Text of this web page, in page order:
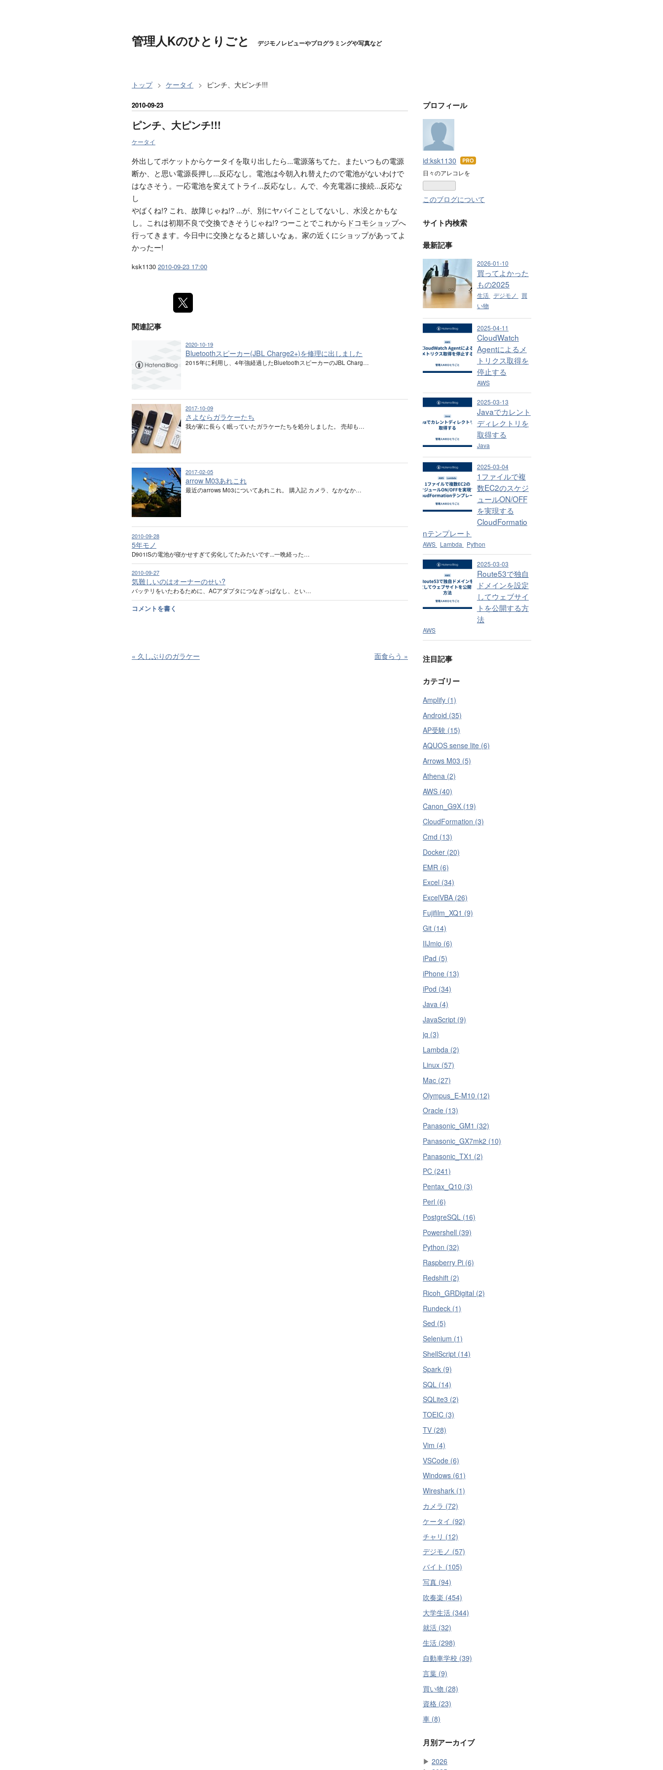
管理人Kのひとりごと デジモノレビューやプログラミングや写真など
トップ > ケータイ > ピンチ、大ピンチ!!!
2010-09-23
ピンチ、大ピンチ!!!
ケータイ
外出してポケットからケータイを取り出したら...電源落ちてた。またいつもの電源
断か、と思い電源長押し...反応なし。電池は今朝入れ替えたので電池がないわけで
はなさそう。一応電池を変えてトライ...反応なし。んで、今充電器に接続...反応な
し
やばくね!? これ、故障じゃね!? ...が、別にヤバイことしてないし、水没とかもな
し。これは初期不良で交換できそうじゃね!? つーことでこれから ドコモショップへ
行ってきます。今日中に交換となると嬉しいなぁ。家の近くにショップがあってよ
かったー!
ksk1130 2010-09-23 17:00
関連記事
2020-10-19
Bluetoothスピーカー(JBL Charge2+)を修理に出しました
2015年に利用し、4年強経過したBluetoothスピーカーのJBL Charg…
2017-10-09
さよならガラケーたち
我が家に長らく眠っていたガラケーたちを処分しました。 売却も…
2017-02-05
arrow M03あれこれ
最近のarrows M03についてあれこれ。 購入記 カメラ、なかなか…
2010-09-28
5年モノ
D901iSの電池が寝かせすぎて劣化してたみたいです...一晩経った…
2010-09-27
気難しいのはオーナーのせい?
バッテリをいたわるために、ACアダプタにつなぎっぱなし、とい…
コメントを書く
« 久しぶりのガラケー 面食らう »
プロフィール
id:ksk1130 はて
なブ
日々のアレコレを
このブログについて
サイト内検索
最新記事
2026-01-10
買ってよかった
もの2025
生活 デジモノ
買
い物
2025-04-11
CloudWatch
Agentによるメ
トリクス取得を
停止する
AWS
2025-03-13
Javaでカレント
ディレクトリを
取得する
Java
2025-03-04
1ファイルで複
数EC2のスケジ
ュールON/OFF
を実現する
CloudFormatio
nテンプレート
AWS Lambda Python
2025-03-03
Route53で独自
ドメインを設定
してウェブサイ
トを公開する方
法
AWS
注目記事
カテゴリー
Amplify (1)
Android (35)
AP受験 (15)
AQUOS sense lite (6)
Arrows M03 (5)
Athena (2)
AWS (40)
Canon_G9X (19)
CloudFormation (3)
Cmd (13)
Docker (20)
EMR (6)
Excel (34)
ExcelVBA (26)
Fujifilm_XQ1 (9)
Git (14)
IIJmio (6)
iPad (5)
iPhone (13)
iPod (34)
Java (4)
JavaScript (9)
jq (3)
Lambda (2)
Linux (57)
Mac (27)
Olympus_E-M10 (12)
Oracle (13)
Panasonic_GM1 (32)
Panasonic_GX7mk2 (10)
Panasonic_TX1 (2)
PC (241)
Pentax_Q10 (3)
Perl (6)
PostgreSQL (16)
Powershell (39)
Python (32)
Raspberry Pi (6)
Redshift (2)
Ricoh_GRDigital (2)
Rundeck (1)
Sed (5)
Selenium (1)
ShellScript (14)
Spark (9)
SQL (14)
SQLite3 (2)
TOEIC (3)
TV (28)
Vim (4)
VSCode (6)
Windows (61)
Wireshark (1)
カメラ (72)
ケータイ (92)
チャリ (12)
デジモノ (57)
バイト (105)
写真 (94)
吹奏楽 (454)
大学生活 (344)
就活 (32)
生活 (298)
自動車学校 (39)
言葉 (9)
買い物 (28)
資格 (23)
車 (8)
月別アーカイブ
▶ 2026